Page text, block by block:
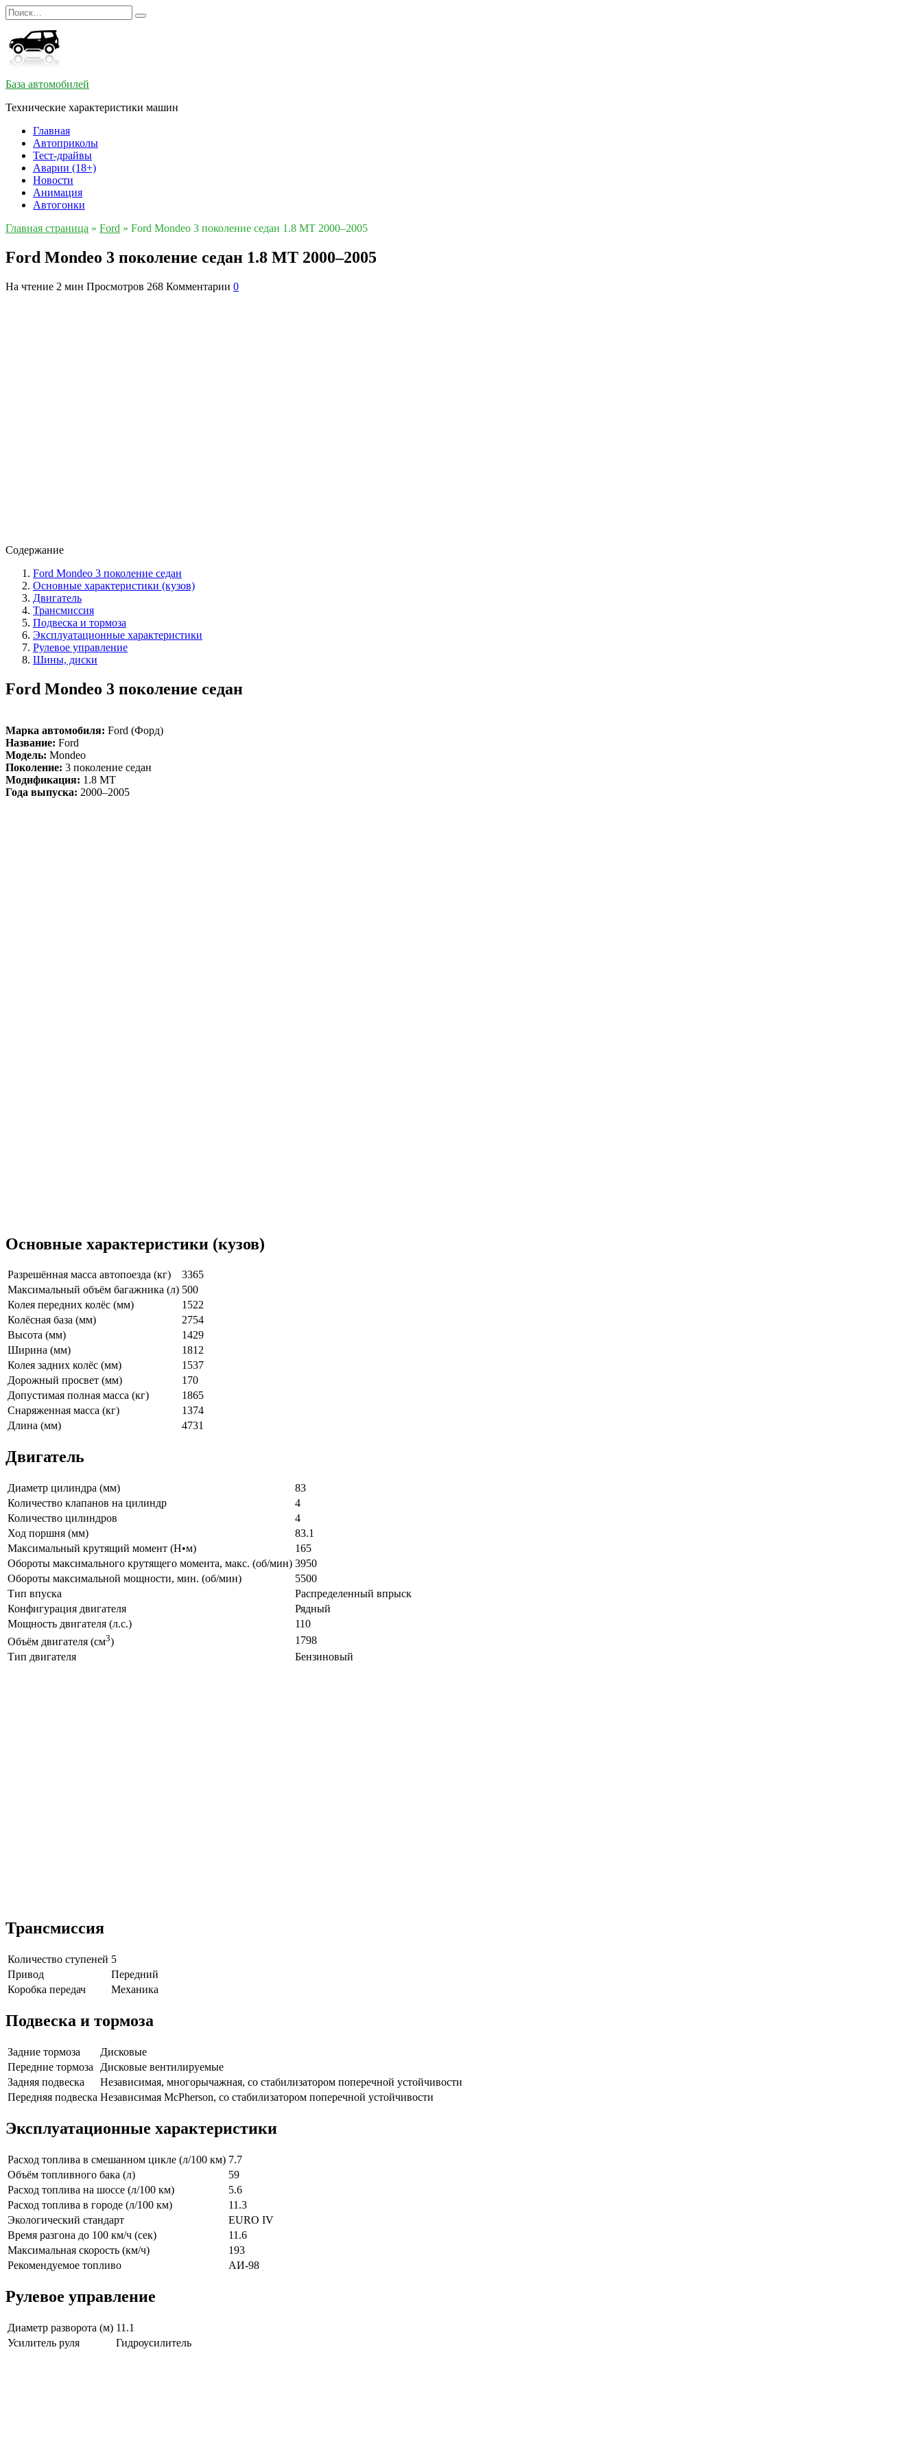
Перейти
к
содержанию
Search
for:
База автомобилей
Технические характеристики машин
Главная
Автоприколы
Тест-драйвы
Аварии (18+)
Новости
Анимация
Автогонки
Главная страница » Ford » Ford Mondeo 3 поколение седан 1.8 MT 2000–2005
Ford Mondeo 3 поколение седан 1.8 MT 2000–2005
На чтение 2 мин Просмотров 268 Комментарии 0
Содержание
Ford Mondeo 3 поколение седан
Основные характеристики (кузов)
Двигатель
Трансмиссия
Подвеска и тормоза
Эксплуатационные характеристики
Рулевое управление
Шины, диски
Ford Mondeo 3 поколение седан
Марка автомобиля: Ford (Форд)
Название: Ford
Модель: Mondeo
Поколение: 3 поколение седан
Модификация: 1.8 MT
Года выпуска: 2000–2005
Основные характеристики (кузов)
Разрешённая масса автопоезда (кг)
3365
Максимальный объём багажника (л) 500
Колея передних колёс (мм)
1522
Колёсная база (мм)
2754
Высота (мм)
1429
Ширина (мм)
1812
Колея задних колёс (мм)
1537
Дорожный просвет (мм)
170
Допустимая полная масса (кг)
1865
Снаряженная масса (кг)
1374
Длина (мм)
4731
Двигатель
Диаметр цилиндра (мм)
83
Количество клапанов на цилиндр
4
Количество цилиндров
4
Ход поршня (мм)
83.1
Максимальный крутящий момент (Н•м)
165
Обороты максимального крутящего момента, макс. (об/мин) 3950
Обороты максимальной мощности, мин. (об/мин)
5500
Тип впуска
Распределенный впрыск
Конфигурация двигателя
Рядный
Мощность двигателя (л.с.)
110
Объём двигателя (см3)
1798
Тип двигателя
Бензиновый
Трансмиссия
Количество ступеней 5
Привод
Передний
Коробка передач
Механика
Подвеска и тормоза
Задние тормоза
Дисковые
Передние тормоза
Дисковые вентилируемые
Задняя подвеска
Независимая, многорычажная, со стабилизатором поперечной устойчивости
Передняя подвеска Независимая McPherson, со стабилизатором поперечной устойчивости
Эксплуатационные характеристики
Расход топлива в смешанном цикле (л/100 км) 7.7
Объём топливного бака (л)
59
Расход топлива на шоссе (л/100 км)
5.6
Расход топлива в городе (л/100 км)
11.3
Экологический стандарт
EURO IV
Время разгона до 100 км/ч (сек)
11.6
Максимальная скорость (км/ч)
193
Рекомендуемое топливо
АИ-98
Рулевое управление
Диаметр разворота (м) 11.1
Усилитель руля
Гидроусилитель